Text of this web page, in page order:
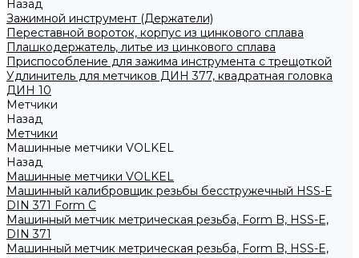
Назад
Зажимной инструмент (Держатели)
Переставной вороток, корпус из цинкового сплава
Плашкодержатель, литье из цинкового сплава
Приспособление для зажима инструмента с трещоткой
Удлинитель для метчиков ДИН 377, квадратная головка
ДИН 10
Метчики
Назад
Метчики
Машинные метчики VOLKEL
Назад
Машинные метчики VOLKEL
Машинный калибровщик резьбы бесстружечный HSS-Е
DIN 371 Form C
Машинный метчик метрическая резьба, Form B, HSS-E,
DIN 371
Машинный метчик метрическая резьба, Form B, HSS-E,